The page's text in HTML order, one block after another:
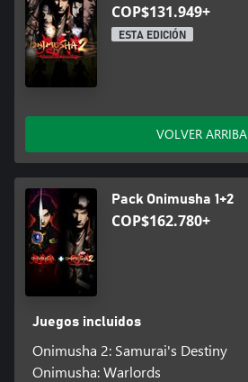
COP$131.949+
ESTA EDICIÓN
VOLVER ARRIBA
Pack Onimusha 1+2
COP$162.780+
Juegos incluidos
Onimusha 2: Samurai's Destiny
Onimusha: Warlords